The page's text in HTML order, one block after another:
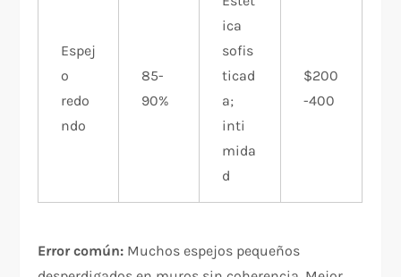
Espej
o
redo
ndo
85-
90%
ica
sofis
ticad
a;
inti
mida
d
$200
-400
Error común: Muchos espejos pequeños